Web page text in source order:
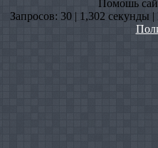
Помошь
Запросов: 30 | 1,302 секунды